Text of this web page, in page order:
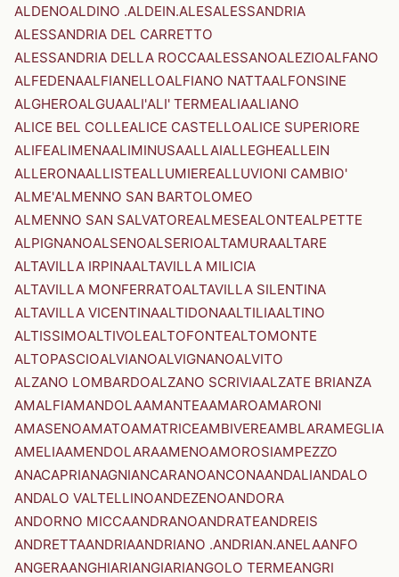
ALDENOALDINO .ALDEIN.ALESALESSANDRIA
ALESSANDRIA DEL CARRETTO
ALESSANDRIA DELLA ROCCAALESSANOALEZIOALFANO
ALFEDENAALFIANELLOALFIANO NATTAALFONSINE
ALGHEROALGUAALI'ALI' TERMEALIAALIANO
ALICE BEL COLLEALICE CASTELLOALICE SUPERIORE
ALIFEALIMENAALIMINUSAALLAIALLEGHEALLEIN
ALLERONAALLISTEALLUMIEREALLUVIONI CAMBIO'
ALME'ALMENNO SAN BARTOLOMEO
ALMENNO SAN SALVATOREALMESEALONTEALPETTE
ALPIGNANOALSENOALSERIOALTAMURAALTARE
ALTAVILLA IRPINAALTAVILLA MILICIA
ALTAVILLA MONFERRATOALTAVILLA SILENTINA
ALTAVILLA VICENTINAALTIDONAALTILIAALTINO
ALTISSIMOALTIVOLEALTOFONTEALTOMONTE
ALTOPASCIOALVIANOALVIGNANOALVITO
ALZANO LOMBARDOALZANO SCRIVIAALZATE BRIANZA
AMALFIAMANDOLAAMANTEAAMAROAMARONI
AMASENOAMATOAMATRICEAMBIVEREAMBLARAMEGLIA
AMELIAAMENDOLARAAMENOAMOROSIAMPEZZO
ANACAPRIANAGNIANCARANOANCONAANDALIANDALO
ANDALO VALTELLINOANDEZENOANDORA
ANDORNO MICCAANDRANOANDRATEANDREIS
ANDRETTAANDRIAANDRIANO .ANDRIAN.ANELAANFO
ANGERAANGHIARIANGIARIANGOLO TERMEANGRI